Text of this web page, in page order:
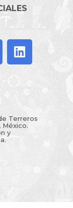
Terreros
México.
y